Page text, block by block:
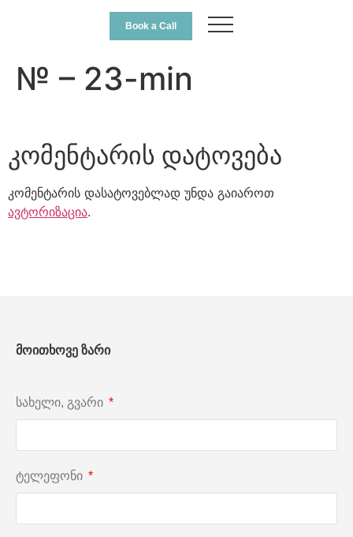
Book a Call
№ – 23-min
კომენტარის დატოვება
კომენტარის დასატოვებლად უნდა გაიაროთ
ავტორიზაცია.
მოითხოვე ზარი
სახელი, გვარი
ტელეფონი